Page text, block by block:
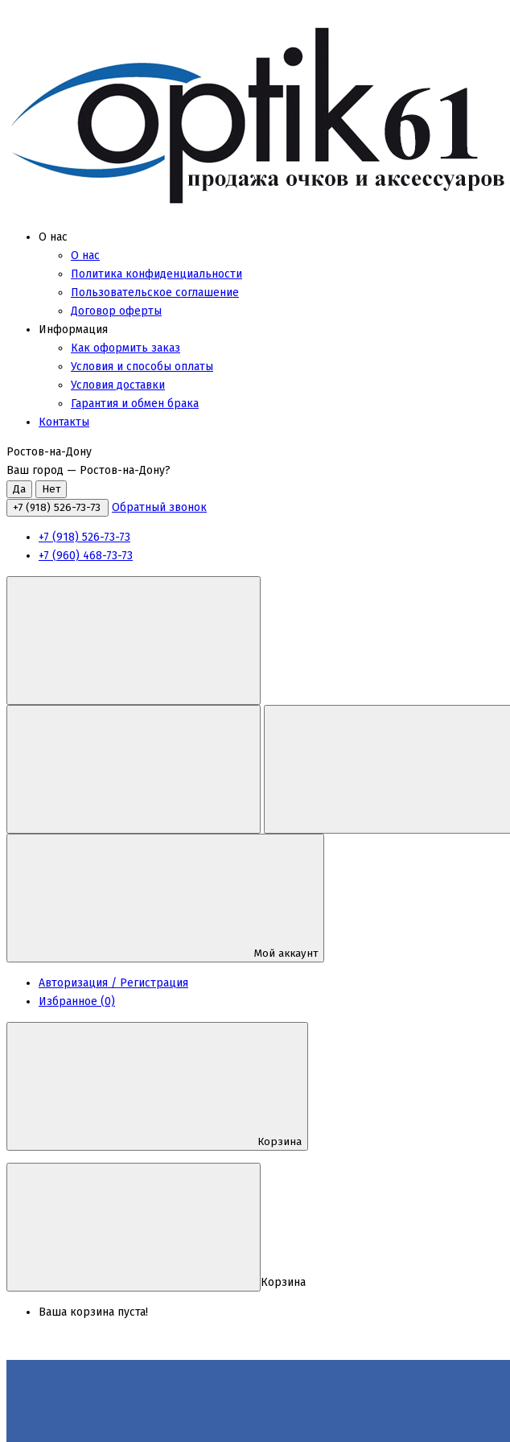
О нас
О нас
Политика конфиденциальности
Пользовательское соглашение
Договор оферты
Информация
Как оформить заказ
Условия и способы оплаты
Условия доставки
Гарантия и обмен брака
Контакты
Ростов-на-Дону
Ваш город — Ростов-на-Дону?
+7 (918) 526-73-73 Обратный звонок
+7 (918) 526-73-73
+7 (960) 468-73-73
Мой аккаунт
Авторизация / Регистрация
Избранное (0)
Корзина
Корзина
Ваша корзина пуста!